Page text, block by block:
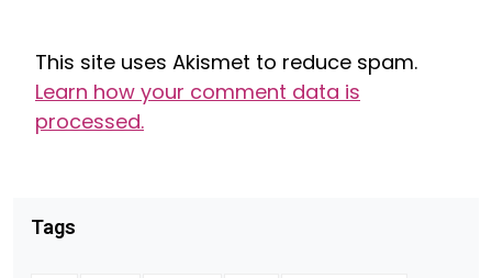
This site uses Akismet to reduce spam.
Learn how your comment data is
processed.
Tags